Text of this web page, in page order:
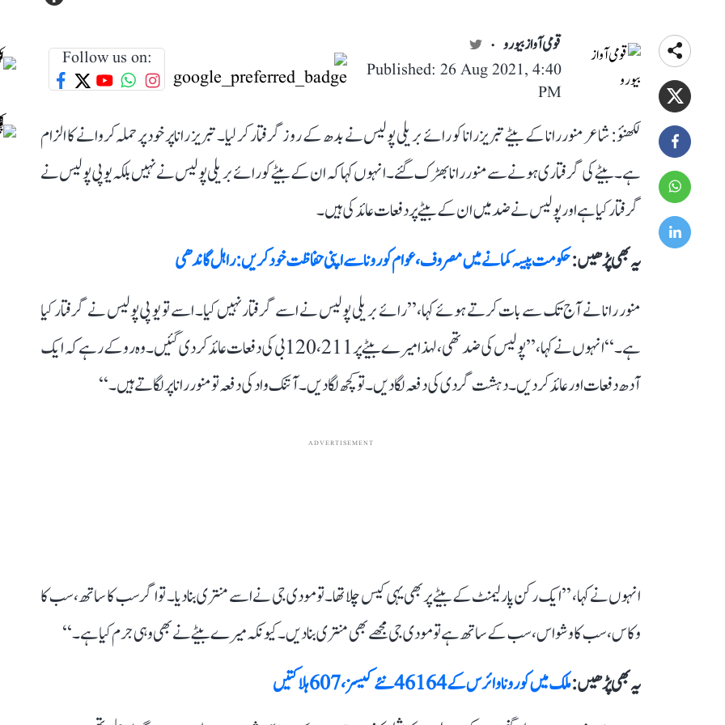
قومی آواز بیورو
Published: 26 Aug 2021, 4:40
PM
Follow us on:
لکھنؤ: شاعر منور رانا کے بیٹے تبریز رانا کو رائے بریلی پولیس نے بدھ کے روز گرفتار کر لیا۔ تبریز رانا پر خود پر حملہ کروانے کا الزام
ہے۔ بیٹے کی گرفتاری ہونے سے منور رانا بھڑک گئے۔ انہوں کہا کہ ان کے بیٹے کو رائے بریلی پولیس نے نہیں بلکہ یوپی پولیس نے
گرفتار کیا ہے اور پولیس نے ضد میں ان کے بیٹے پر دفعات عائد کی ہیں۔
یہ بھی پڑھیں :حکومت پیسہ کمانے میں مصروف، عوام کورونا سے اپنی حفاظت خود کریں: راہل گاندھی
منور رانا نے آج تک سے بات کرتے ہوئے کہا، ’’رائے بریلی پولیس نے اسے گرفتار نہیں کیا۔ اسے تو یو پی پولیس نے گرفتار کیا
ہے۔‘‘ انہوں نے کہا، ’’پولیس کی ضد تھی، لہذا میرے بیٹے پر 211، 120بی کی دفعات عائد کر دی گئیں۔ وہ روکے رہے کہ ایک
آدھ دفعات اور عائد کر دیں۔ دہشت گردی کی دفعہ لگا دیں۔ تو کچھ لگا دیں۔ آتنک واد کی دفعہ تو منور رانا پر لگاتے ہیں۔‘‘
ADVERTISEMENT
انہوں نے کہا، ’’ایک رکن پارلیمنٹ کے بیٹے پر بھی یہی کیس چلا تھا۔ تو مودی جی نے اسے منتری بنا دیا۔ تو اگر سب کا ساتھ، سب کا
وکاس، سب کا وشواس، سب کے ساتھ ہے تو مودی جی مجھے بھی منتری بنا دیں۔ کیونکہ میرے بیٹے نے بھی وہی جرم کیا ہے۔‘‘
یہ بھی پڑھیں :ملک میں کورونا وائرس کے 46164 نئے کیسز، 607 ہلاکتیں